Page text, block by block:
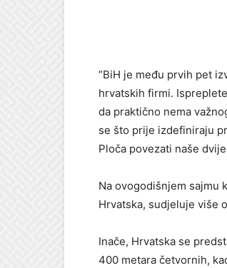
”BiH je među prvih pet
hrvatskih firmi.
da praktično nema
se što prije izdefiniraju
Ploča povezati naše
Na ovogodišnjem sajmu
Hrvatska, sudjeluje više
Inače, Hrvatska se
400 metara četvornih,